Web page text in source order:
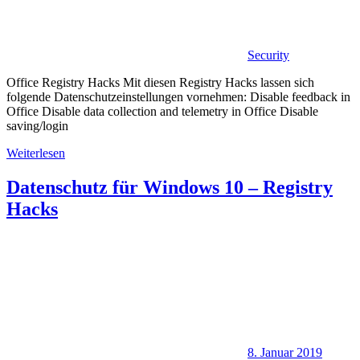
Security
Office Registry Hacks Mit diesen Registry Hacks lassen sich
folgende Datenschutzeinstellungen vornehmen: Disable feedback in
Office Disable data collection and telemetry in Office Disable
saving/login
Weiterlesen
Datenschutz für Windows 10 – Registry
Hacks
8. Januar 2019